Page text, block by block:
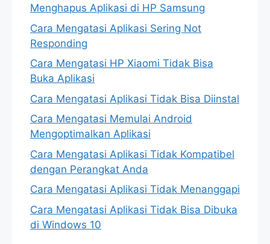
Menghapus Aplikasi di HP Samsung
Cara Mengatasi Aplikasi Sering Not
Responding
Cara Mengatasi HP Xiaomi Tidak Bisa
Buka Aplikasi
Cara Mengatasi Aplikasi Tidak Bisa Diinstal
Cara Mengatasi Memulai Android
Mengoptimalkan Aplikasi
Cara Mengatasi Aplikasi Tidak Kompatibel
dengan Perangkat Anda
Cara Mengatasi Aplikasi Tidak Menanggapi
Cara Mengatasi Aplikasi Tidak Bisa Dibuka
di Windows 10